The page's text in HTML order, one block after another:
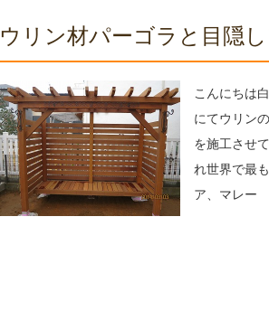
ウリン材パーゴラと目隠
こんにち
にてウリン
を施工させ
れ世界で最
ア、マレー